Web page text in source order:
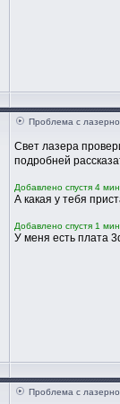
Проблема с
Свет лазера
подробней
Добавлено спустя 4
А какая у тебя
Добавлено спустя 1
У меня есть плата
Проблема с